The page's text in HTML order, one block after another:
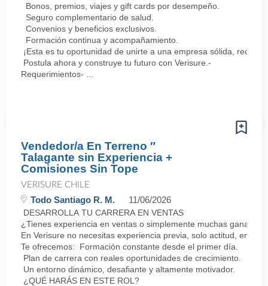
Bonos, premios, viajes y gift cards por desempeño.
Seguro complementario de salud.
Convenios y beneficios exclusivos.
Formación continua y acompañamiento.
¡Esta es tu oportunidad de unirte a una empresa sólida,
Postula ahora y construye tu futuro con Verisure.-
Requerimientos- ...
Vendedor/a En Terreno ″
Talagante sin Experiencia +
Comisiones Sin Tope
VERISURE CHILE
Todo Santiago R. M. 11/06/2026
DESARROLLA TU CARRERA EN VENTAS
¿Tienes experiencia en ventas o simplemente muchas ganas
En Verisure no necesitas experiencia previa, solo actitud,
Te ofrecemos: Formación constante desde el primer día.
Plan de carrera con reales oportunidades de crecimiento.
Un entorno dinámico, desafiante y altamente motivador.
¿QUÉ HARÁS EN ESTE ROL?